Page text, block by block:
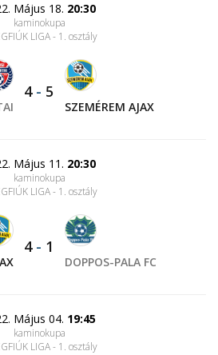
Május 18. 20:30
kaminokupa
LIGA - 1. osztály
4- 5
SZEMÉREM AJAX
Május 11. 20:30
kaminokupa
LIGA - 1. osztály
4- 1
DOPPOS-PALA FC
Május 04. 19:45
kaminokupa
LIGA - 1. osztály